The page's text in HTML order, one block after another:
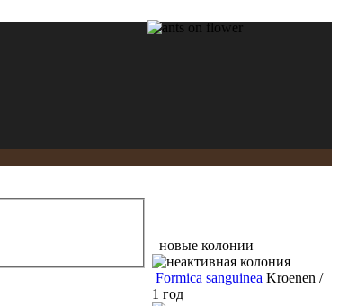
новые колонии
Formica sanguinea Kroenen /
1 год